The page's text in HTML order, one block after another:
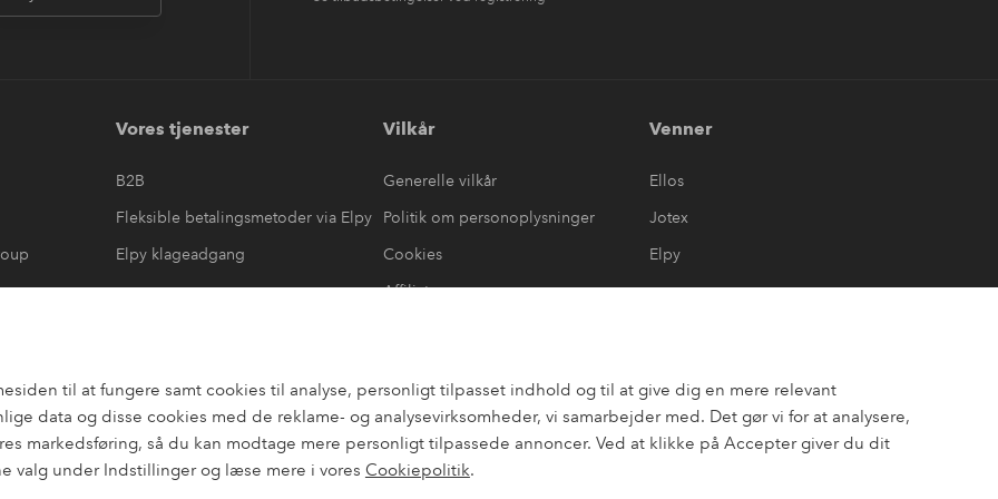
til at fungere samt cookies til analyse, personligt tilpasset indhold og til at give dig en mere relevant
data og disse cookies med de reklame- og analysevirksomheder, vi samarbejder med. Det gør vi for at analysere,
markedsføring, så du kan modtage mere personligt tilpassede annoncer. Ved at klikke på Accepter giver du dit
valg under Indstillinger og læse mere i vores Cookiepolitik.
Vores tjenester
B2B
Fleksible betalingsmetoder via Elpy
Elpy klageadgang
Vilkår
Generelle vilkår
Politik om personoplysninger
Cookies
Affiliate
Venner
Ellos
Jotex
Elpy